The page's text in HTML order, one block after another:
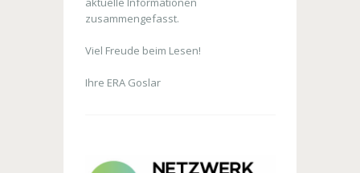
zusammengefasst.
Viel Freude beim Lesen!
Ihre ERA Goslar